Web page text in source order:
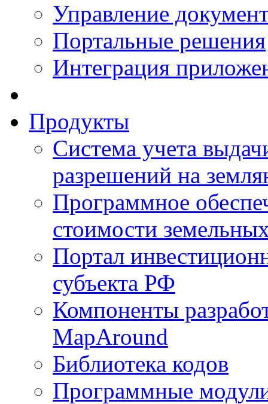
Управление
Портальные решения
Интеграция
Продукты
Система учета
разрешений на
Программное
стоимости
Портал
субъекта РФ
Компоненты
MapAround
Библиотека кодов
Программные